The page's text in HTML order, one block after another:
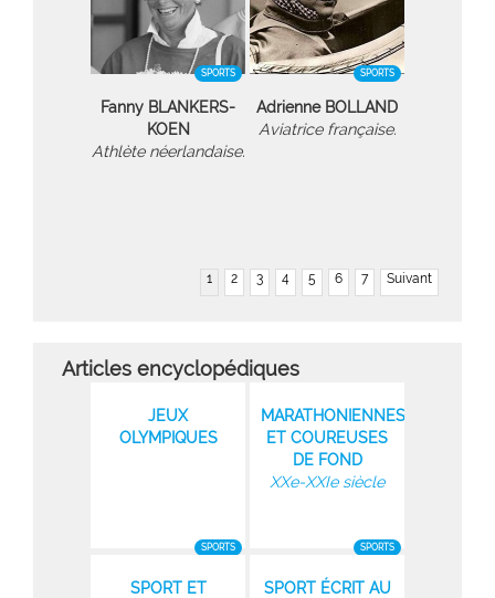
SPORTS
Fanny BLANKERS-
KOEN
Athlète néerlandaise.
SPORTS
Adrienne BOLLAND
Aviatrice française.
1 2 3 4 5 6 7 Suivant
Articles encyclopédiques
JEUX
OLYMPIQUES
SPORTS
MARATHONIENNES
ET COUREUSES
DE FOND
XXe-XXIe siècle
SPORTS
SPORT ET
SPORT ÉCRIT AU